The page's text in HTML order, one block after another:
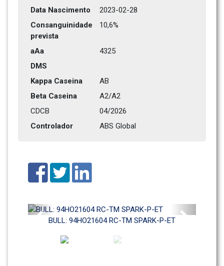
Data Nascimento
2023-02-28
Consanguinidade
prevista
10,6%
aAa
4325
DMS
Kappa Caseina
AB
Beta Caseina
A2/A2
CDCB
04/2026
Controlador
ABS Global
BULL: 94HO21604 RC-TM SPARK-P-ET
Previous